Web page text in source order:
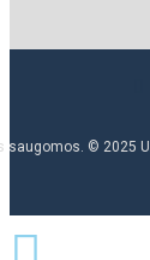
saugomos. © 2025